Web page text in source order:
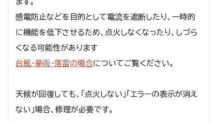
感電防止などを目的として電流を遮断したり、一時的
に機能を低下させるため、点火しなくなったり、しづら
くなる可能性があります
台風・豪雨・落雷の場合についてご覧ください。
天候が回復しても、「点火しない」「エラーの表示が消え
ない」場合、修理が必要です。